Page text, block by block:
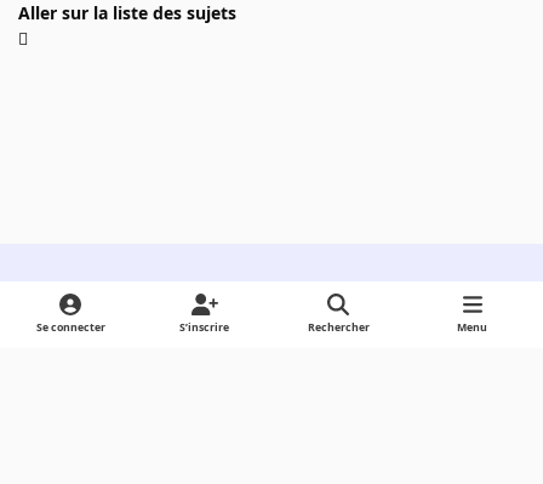
Aller sur la liste des sujets
Light ModeDark ModeSystem Preference
Se connecter S’inscrire Rechercher Menu